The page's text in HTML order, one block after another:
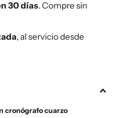
30 días. Compre sin
, al servicio desde
cronógrafo cuarzo